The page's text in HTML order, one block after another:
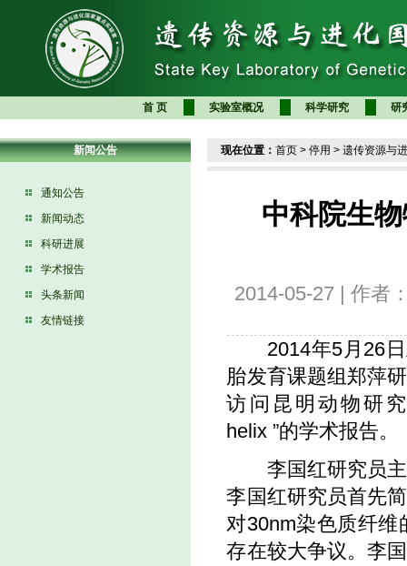
首 页 实验室概况 科学研究 研
新闻公告
通知公告
新闻动态
科研进展
学术报告
头条新闻
友情链接
现在位置： 首页 > 停用 > 遗传资源与
中科院生
2014-05-27 | 作者
2014年5月26日
胎发育课题组郑萍
访问昆明动物研究
helix ”的学术报告。
李国红研究员主
李国红研究员首先
对30nm染色质纤
存在较大争议。李